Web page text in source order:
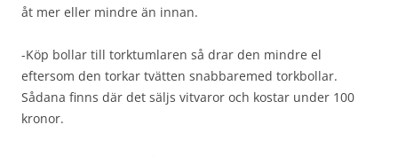
åt mer eller mindre än innan.
-Köp bollar till torktumlaren så drar den mindre el
eftersom den torkar tvätten snabbaremed torkbollar.
Sådana finns där det säljs vitvaror och kostar under 100
kronor.